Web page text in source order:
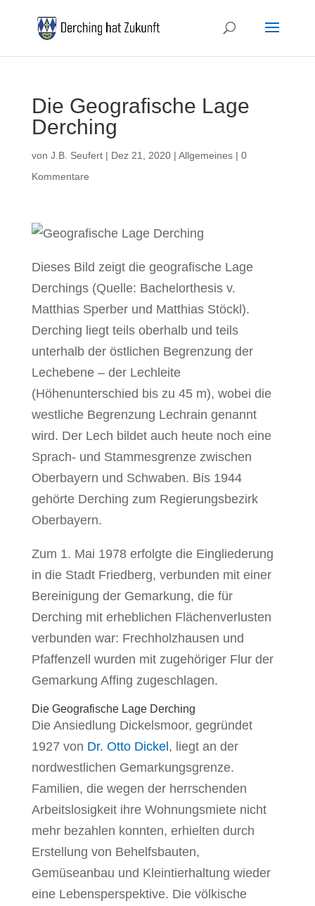
Die Geografische Lage
Derching
von J.B. Seufert| Dez 21, 2020| Allgemeines| 0
Kommentare
Dieses Bild zeigt die geografische Lage
Derchings (Quelle: Bachelorthesis v.
Matthias Sperber und Matthias Stöckl).
Derching liegt teils oberhalb und teils
unterhalb der östlichen Begrenzung der
Lechebene – der Lechleite
(Höhenunterschied bis zu 45 m), wobei die
westliche Begrenzung Lechrain genannt
wird. Der Lech bildet auch heute noch eine
Sprach- und Stammesgrenze zwischen
Oberbayern und Schwaben. Bis 1944
gehörte Derching zum Regierungsbezirk
Oberbayern.
Zum 1. Mai 1978 erfolgte die Eingliederung
in die Stadt Friedberg, verbunden mit einer
Bereinigung der Gemarkung, die für
Derching mit erheblichen Flächenverlusten
verbunden war: Frechholzhausen und
Pfaffenzell wurden mit zugehöriger Flur der
Gemarkung Affing zugeschlagen.
Die Geografische Lage Derching
Die Ansiedlung Dickelsmoor, gegründet
1927 von Dr. Otto Dickel , liegt an der
nordwestlichen Gemarkungsgrenze.
Familien, die wegen der herrschenden
Arbeitslosigkeit ihre Wohnungsmiete nicht
mehr bezahlen konnten, erhielten durch
Erstellung von Behelfsbauten,
Gemüseanbau und Kleintierhaltung wieder
eine Lebensperspektive. Die völkische